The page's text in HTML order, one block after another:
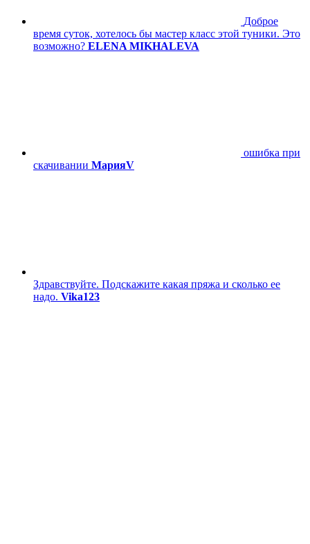
Доброе
время суток, хотелось бы мастер класс этой туники. Это
возможно? ELENA MIKHALEVA
ошибка при
скачивании МарияV
Здравствуйте. Подскажите какая пряжа и сколько ее
надо. Vika123